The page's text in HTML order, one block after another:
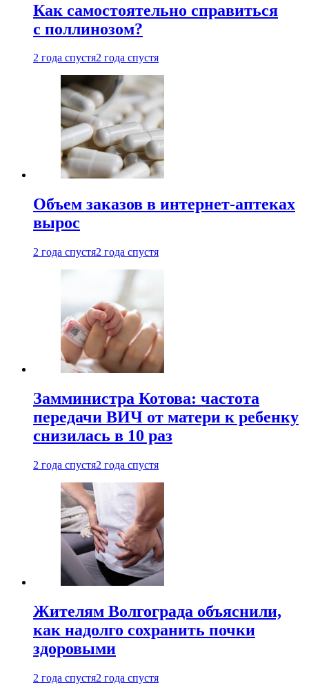
Как самостоятельно справиться
с поллинозом?
2 года спустя2 года спустя
Объем заказов в интернет-аптеках
вырос
2 года спустя2 года спустя
Замминистра Котова: частота
передачи ВИЧ от матери к ребенку
снизилась в 10 раз
2 года спустя2 года спустя
Жителям Волгограда объяснили,
как надолго сохранить почки
здоровыми
2 года спустя2 года спустя